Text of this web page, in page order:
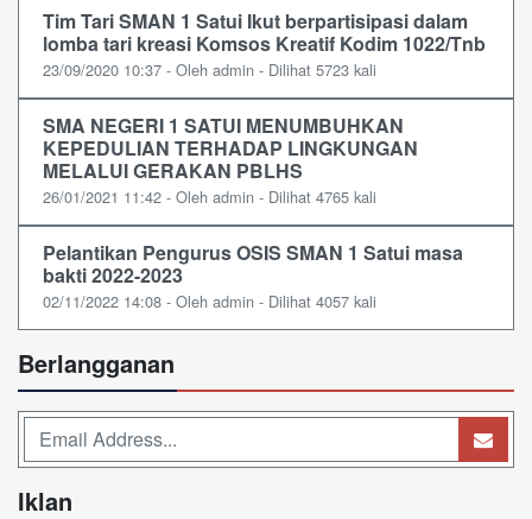
Tim Tari SMAN 1 Satui Ikut berpartisipasi dalam
lomba tari kreasi Komsos Kreatif Kodim 1022/Tnb
23/09/2020 10:37 - Oleh admin - Dilihat 5723 kali
SMA NEGERI 1 SATUI MENUMBUHKAN
KEPEDULIAN TERHADAP LINGKUNGAN
MELALUI GERAKAN PBLHS
26/01/2021 11:42 - Oleh admin - Dilihat 4765 kali
Pelantikan Pengurus OSIS SMAN 1 Satui masa
bakti 2022-2023
02/11/2022 14:08 - Oleh admin - Dilihat 4057 kali
Berlangganan
Iklan